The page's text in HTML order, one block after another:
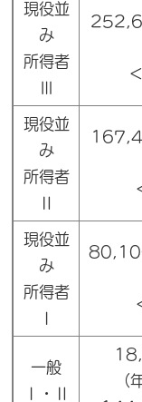
現役並
み
所得者
現役並
み
所得者
現役並
み
所得者
一般
Ⅰ・Ⅱ
（